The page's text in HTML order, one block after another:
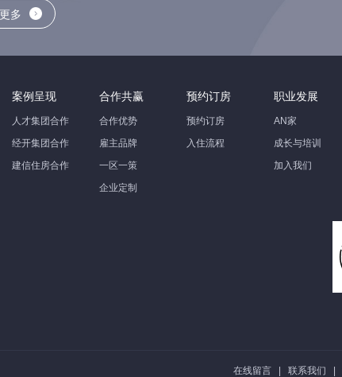
多
案例呈现
人才集团合作
经开集团合作
建信住房合作
合作共赢
合作优势
雇主品牌
一区一策
企业定制
预约订房
预约订房
入住流程
职业发展
AN家
成长与培训
加入我们
在线留言 联系我们